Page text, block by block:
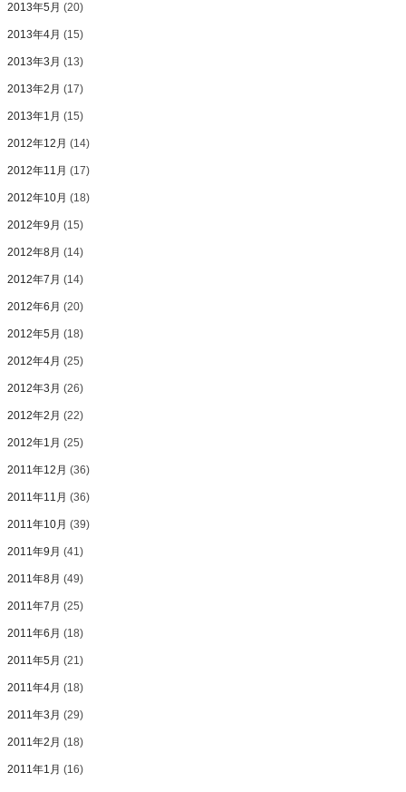
2013年5月 (20)
2013年4月 (15)
2013年3月 (13)
2013年2月 (17)
2013年1月 (15)
2012年12月 (14)
2012年11月 (17)
2012年10月 (18)
2012年9月 (15)
2012年8月 (14)
2012年7月 (14)
2012年6月 (20)
2012年5月 (18)
2012年4月 (25)
2012年3月 (26)
2012年2月 (22)
2012年1月 (25)
2011年12月 (36)
2011年11月 (36)
2011年10月 (39)
2011年9月 (41)
2011年8月 (49)
2011年7月 (25)
2011年6月 (18)
2011年5月 (21)
2011年4月 (18)
2011年3月 (29)
2011年2月 (18)
2011年1月 (16)